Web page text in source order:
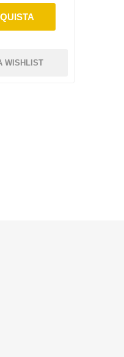
WISHLIST